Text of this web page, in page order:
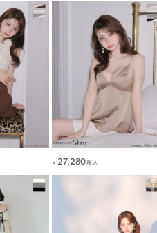
￥ 27,280税込